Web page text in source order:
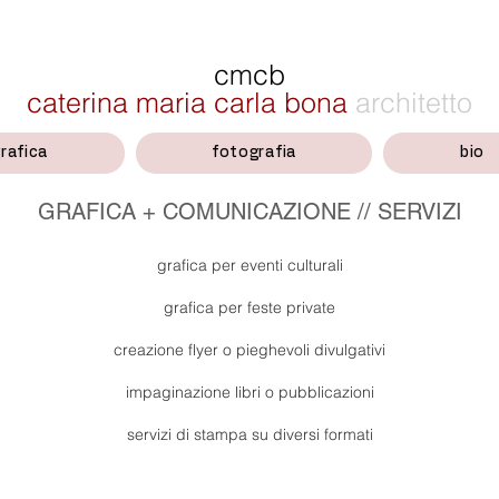
GRAFICA + COMUNICAZIONE // SERVIZI
grafica per eventi culturali
grafica per feste private
creazione flyer o pieghevoli divulgativi
impaginazione libri o pubblicazioni
servizi di stampa su diversi formati
cmcb
caterina maria carla bona architetto
fotografia bio